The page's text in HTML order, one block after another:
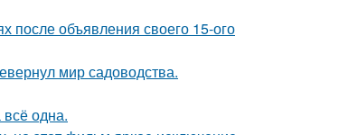
после объявления своего 15-ого
мир садоводства.
одна.